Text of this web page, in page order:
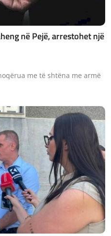
në Pejë, arrestohet një
me të shtëna me armë